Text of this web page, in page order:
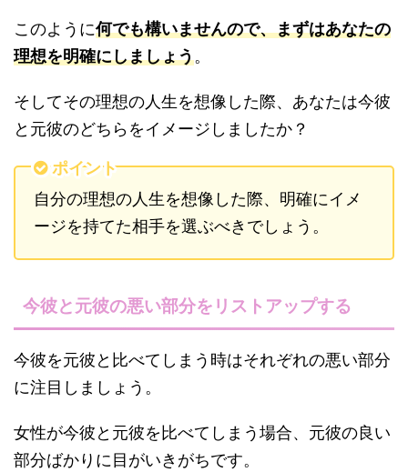
このように何でも構いませんので、まずはあなたの
理想を明確にしましょう。
そしてその理想の人生を想像した際、あなたは今彼
と元彼のどちらをイメージしましたか？
ポイント
自分の理想の人生を想像した際、明確にイメ
ージを持てた相手を選ぶべきでしょう。
今彼と元彼の悪い部分をリストアップする
今彼を元彼と比べてしまう時はそれぞれの悪い部分
に注目しましょう。
女性が今彼と元彼を比べてしまう場合、元彼の良い
部分ばかりに目がいきがちです。